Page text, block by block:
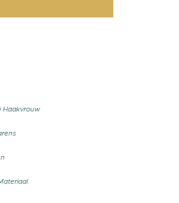
Haakvrouw